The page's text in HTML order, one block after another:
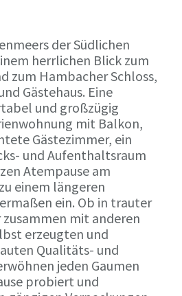
der Südlichen
herrlichen Blick zum
zum Hambacher Schloss,
Gästehaus. Eine
und großzügig
mit Balkon,
Gästezimmer, ein
und Aufenthaltsraum
Atempause am
einem längeren
ein. Ob in trauter
mit anderen
erzeugten und
Qualitäts- und
jeden Gaumen
probiert und